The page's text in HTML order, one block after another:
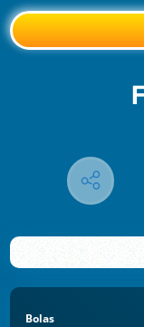
Bolas